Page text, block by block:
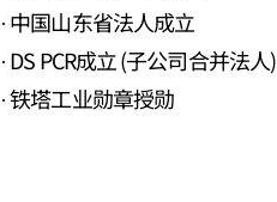
中国山东省法人成立
DS PCR成立 (子公司合并法人)
铁塔工业勋章授勋